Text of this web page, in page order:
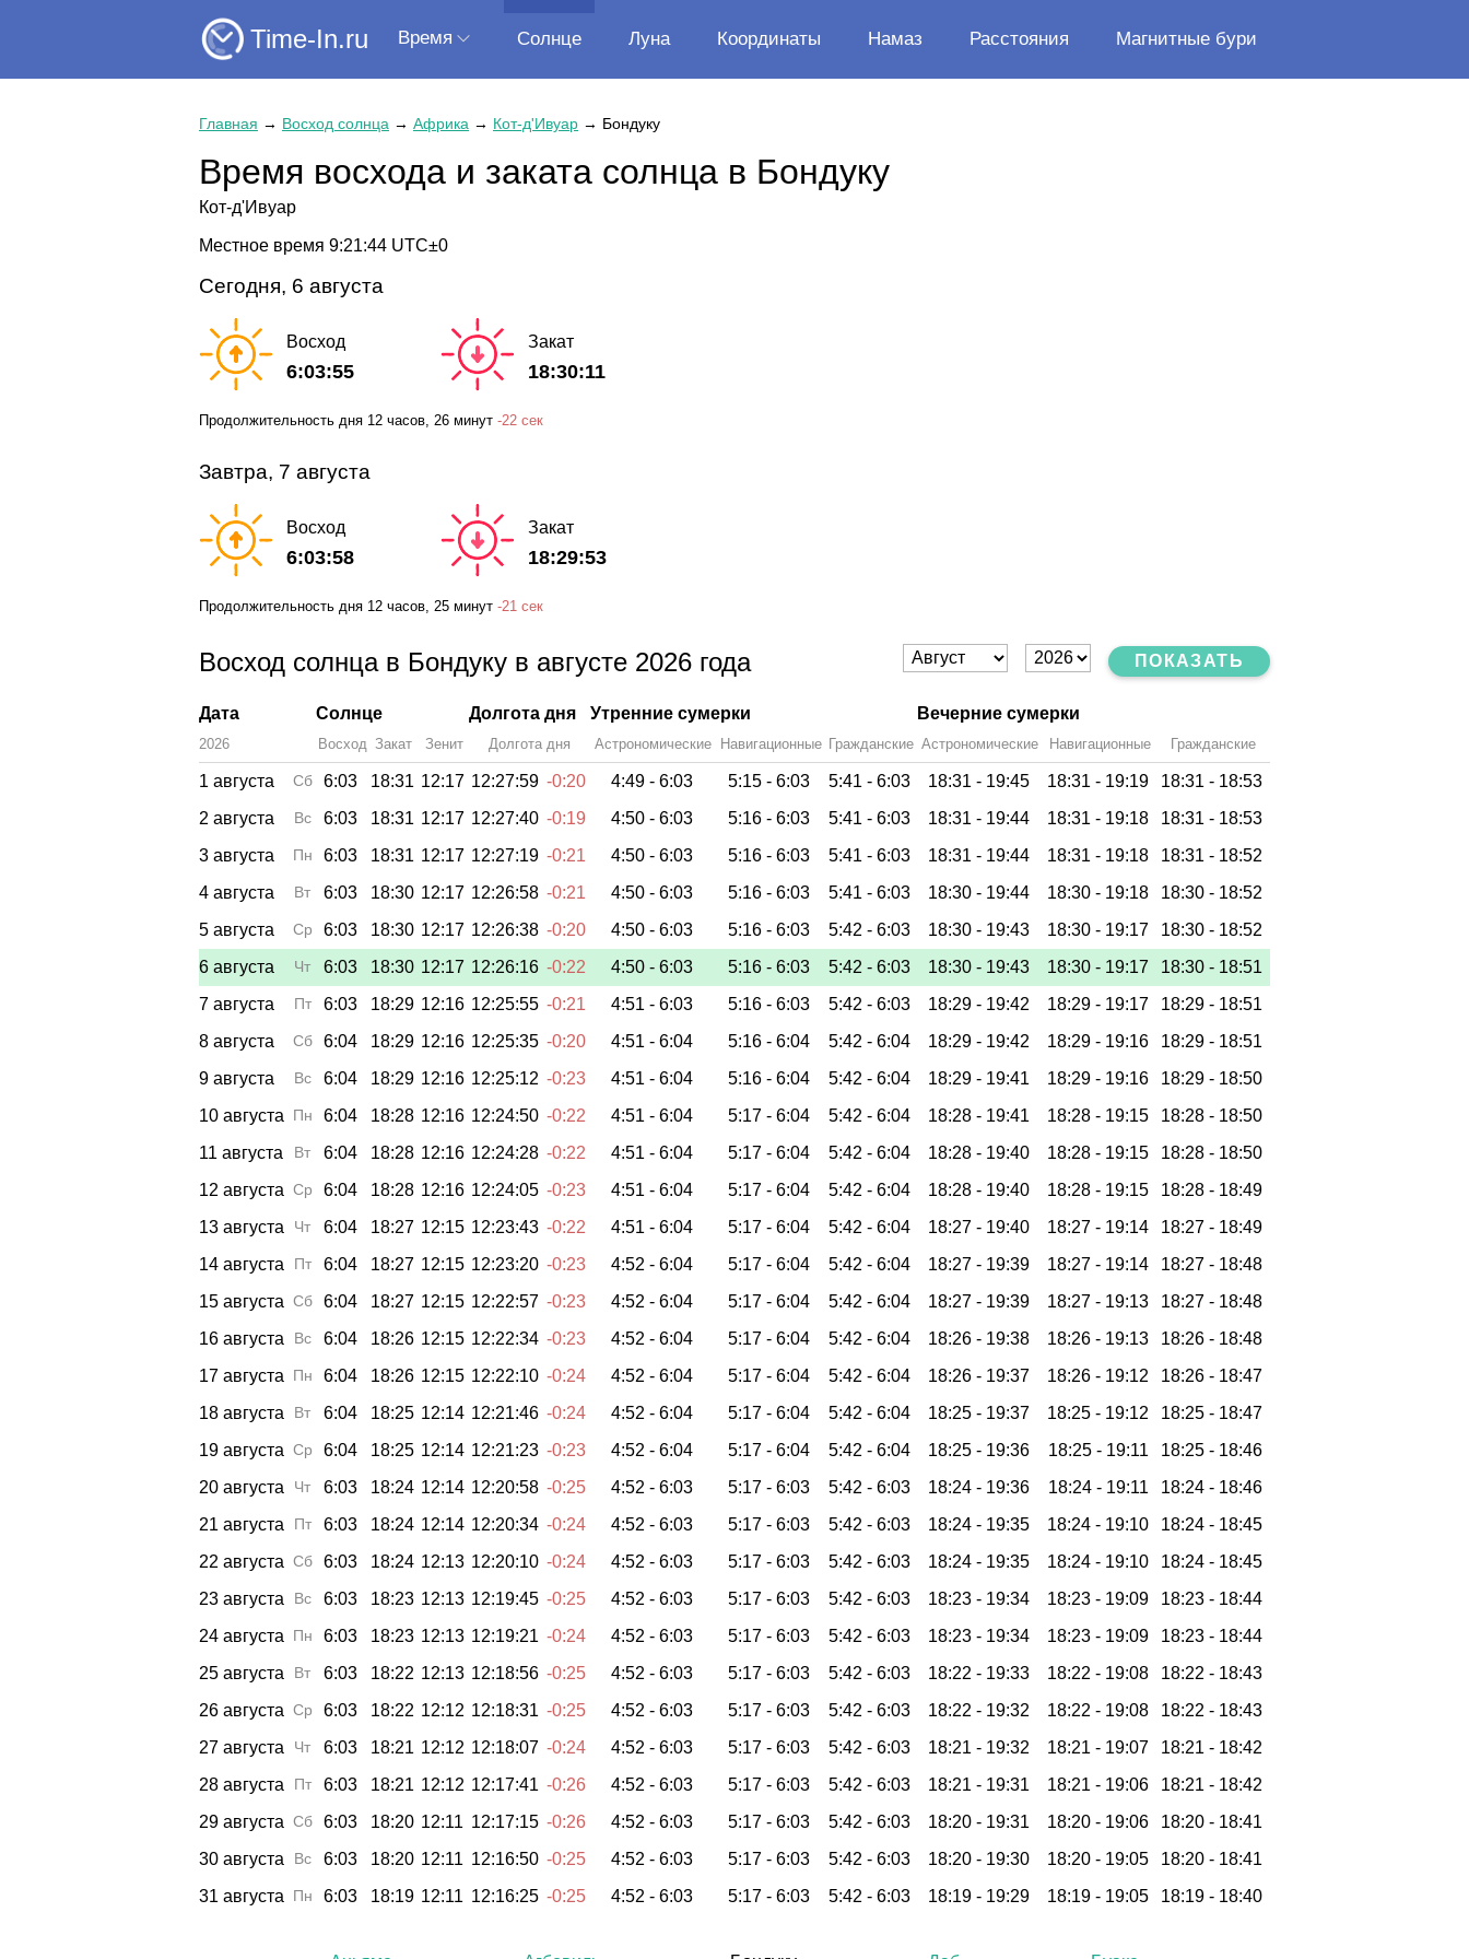
Time-In.ru Время Солнце Луна Координаты Намаз Расстояния Магнитные бури
Главная → Восход солнца → Африка → Кот-д'Ивуар → Бондуку
Время восхода и заката солнца в Бондуку
Кот-д'Ивуар
Местное время 9:21:44 UTC±0
Сегодня, 6 августа
Восход
6:03:55
Закат
18:30:11
Продолжительность дня 12 часов , 26 минут -22 сек
Завтра, 7 августа
Восход
6:03:58
Закат
18:29:53
Продолжительность дня 12 часов, 25 минут -21 сек
Восход солнца в Бондуку в августе 2026 года ПОКАЗАТЬ
Дата Солнце Долгота дня Утренние сумерки Вечерние сумерки
2026 Восход Закат Зенит Долгота дня Астрономические Навигационные Гражданские Астрономические Навигационные Гражданские
1 августа Сб 6:03 18:31 12:17 12:27:59 -0:20 4:49 - 6:03 5:15 - 6:03 5:41 - 6:03 18:31 - 19:45 18:31 - 19:19 18:31 - 18:53
2 августа
Вс 6:03 18:31 12:17 12:27:40 -0:19 4:50 - 6:03 5:16 - 6:03 5:41 - 6:03 18:31 - 19:44 18:31 - 19:18 18:31 - 18:53
3 августа
Пн 6:03 18:31 12:17 12:27:19 -0:21 4:50 - 6:03 5:16 - 6:03 5:41 - 6:03 18:31 - 19:44 18:31 - 19:18 18:31 - 18:52
4 августа
Вт 6:03 18:30 12:17 12:26:58 -0:21 4:50 - 6:03 5:16 - 6:03 5:41 - 6:03 18:30 - 19:44 18:30 - 19:18 18:30 - 18:52
5 августа
Ср 6:03 18:30 12:17 12:26:38 -0:20 4:50 - 6:03 5:16 - 6:03 5:42 - 6:03 18:30 - 19:43 18:30 - 19:17 18:30 - 18:52
6 августа
Чт 6:03 18:30 12:17 12:26:16 -0:22 4:50 - 6:03 5:16 - 6:03 5:42 - 6:03 18:30 - 19:43 18:30 - 19:17 18:30 - 18:51
7 августа
Пт 6:03 18:29 12:16 12:25:55 -0:21 4:51 - 6:03 5:16 - 6:03 5:42 - 6:03 18:29 - 19:42 18:29 - 19:17 18:29 - 18:51
8 августа
Сб 6:04 18:29 12:16 12:25:35 -0:20 4:51 - 6:04 5:16 - 6:04 5:42 - 6:04 18:29 - 19:42 18:29 - 19:16 18:29 - 18:51
9 августа
Вс 6:04 18:29 12:16 12:25:12 -0:23 4:51 - 6:04 5:16 - 6:04 5:42 - 6:04 18:29 - 19:41 18:29 - 19:16 18:29 - 18:50
10 августа
Пн 6:04 18:28 12:16 12:24:50 -0:22 4:51 - 6:04 5:17 - 6:04 5:42 - 6:04 18:28 - 19:41 18:28 - 19:15 18:28 - 18:50
11 августа
Вт 6:04 18:28 12:16 12:24:28 -0:22 4:51 - 6:04 5:17 - 6:04 5:42 - 6:04 18:28 - 19:40 18:28 - 19:15 18:28 - 18:50
12 августа Ср 6:04 18:28 12:16 12:24:05 -0:23 4:51 - 6:04 5:17 - 6:04 5:42 - 6:04 18:28 - 19:40 18:28 - 19:15 18:28 - 18:49
13 августа
Чт 6:04 18:27 12:15 12:23:43 -0:22 4:51 - 6:04 5:17 - 6:04 5:42 - 6:04 18:27 - 19:40 18:27 - 19:14 18:27 - 18:49
14 августа
Пт 6:04 18:27 12:15 12:23:20 -0:23 4:52 - 6:04 5:17 - 6:04 5:42 - 6:04 18:27 - 19:39 18:27 - 19:14 18:27 - 18:48
15 августа Сб 6:04 18:27 12:15 12:22:57 -0:23 4:52 - 6:04 5:17 - 6:04 5:42 - 6:04 18:27 - 19:39 18:27 - 19:13 18:27 - 18:48
16 августа
Вс 6:04 18:26 12:15 12:22:34 -0:23 4:52 - 6:04 5:17 - 6:04 5:42 - 6:04 18:26 - 19:38 18:26 - 19:13 18:26 - 18:48
17 августа
Пн 6:04 18:26 12:15 12:22:10 -0:24 4:52 - 6:04 5:17 - 6:04 5:42 - 6:04 18:26 - 19:37 18:26 - 19:12 18:26 - 18:47
18 августа
Вт 6:04 18:25 12:14 12:21:46 -0:24 4:52 - 6:04 5:17 - 6:04 5:42 - 6:04 18:25 - 19:37 18:25 - 19:12 18:25 - 18:47
19 августа Ср 6:04 18:25 12:14 12:21:23 -0:23 4:52 - 6:04 5:17 - 6:04 5:42 - 6:04 18:25 - 19:36 18:25 - 19:11 18:25 - 18:46
20 августа
Чт 6:03 18:24 12:14 12:20:58 -0:25 4:52 - 6:03 5:17 - 6:03 5:42 - 6:03 18:24 - 19:36 18:24 - 19:11 18:24 - 18:46
21 августа
Пт 6:03 18:24 12:14 12:20:34 -0:24 4:52 - 6:03 5:17 - 6:03 5:42 - 6:03 18:24 - 19:35 18:24 - 19:10 18:24 - 18:45
22 августа Сб 6:03 18:24 12:13 12:20:10 -0:24 4:52 - 6:03 5:17 - 6:03 5:42 - 6:03 18:24 - 19:35 18:24 - 19:10 18:24 - 18:45
23 августа
Вс 6:03 18:23 12:13 12:19:45 -0:25 4:52 - 6:03 5:17 - 6:03 5:42 - 6:03 18:23 - 19:34 18:23 - 19:09 18:23 - 18:44
24 августа
Пн 6:03 18:23 12:13 12:19:21 -0:24 4:52 - 6:03 5:17 - 6:03 5:42 - 6:03 18:23 - 19:34 18:23 - 19:09 18:23 - 18:44
25 августа
Вт 6:03 18:22 12:13 12:18:56 -0:25 4:52 - 6:03 5:17 - 6:03 5:42 - 6:03 18:22 - 19:33 18:22 - 19:08 18:22 - 18:43
26 августа Ср 6:03 18:22 12:12 12:18:31 -0:25 4:52 - 6:03 5:17 - 6:03 5:42 - 6:03 18:22 - 19:32 18:22 - 19:08 18:22 - 18:43
27 августа
Чт 6:03 18:21 12:12 12:18:07 -0:24 4:52 - 6:03 5:17 - 6:03 5:42 - 6:03 18:21 - 19:32 18:21 - 19:07 18:21 - 18:42
28 августа
Пт 6:03 18:21 12:12 12:17:41 -0:26 4:52 - 6:03 5:17 - 6:03 5:42 - 6:03 18:21 - 19:31 18:21 - 19:06 18:21 - 18:42
29 августа Сб 6:03 18:20 12:11 12:17:15 -0:26 4:52 - 6:03 5:17 - 6:03 5:42 - 6:03 18:20 - 19:31 18:20 - 19:06 18:20 - 18:41
30 августа
Вс 6:03 18:20 12:11 12:16:50 -0:25 4:52 - 6:03 5:17 - 6:03 5:42 - 6:03 18:20 - 19:30 18:20 - 19:05 18:20 - 18:41
31 августа
Пн 6:03 18:19 12:11 12:16:25 -0:25 4:52 - 6:03 5:17 - 6:03 5:42 - 6:03 18:19 - 19:29 18:19 - 19:05 18:19 - 18:40